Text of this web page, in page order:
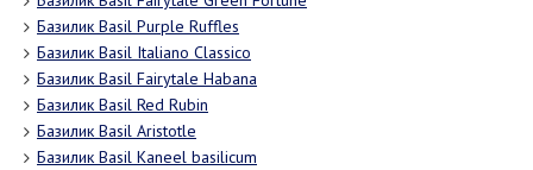
Базилик Basil Purple Ruffles
Базилик Basil Italiano Classico
Базилик Basil Fairytale Habana
Базилик Basil Red Rubin
Базилик Basil Aristotle
Базилик Basil Kaneel basilicum